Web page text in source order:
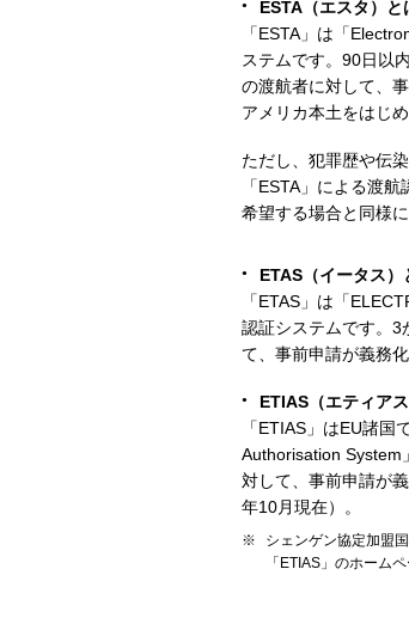
ESTA（エスタ）と
「ESTA」は「
ステムです。90日以
の渡航者に対して、
アメリカ本土をはじ
ただし、犯罪歴や伝
「ESTA」による渡
希望する場合と同様
ETAS（イータス）
「ETAS」は「
認証システムです。3
て、事前申請が義務化
ETIAS（エティア
「ETIAS」はEU諸
Authorisation System
対して、事前申請が
年10月現在）。
シェンゲン協定加盟
「ETIAS」のホーム